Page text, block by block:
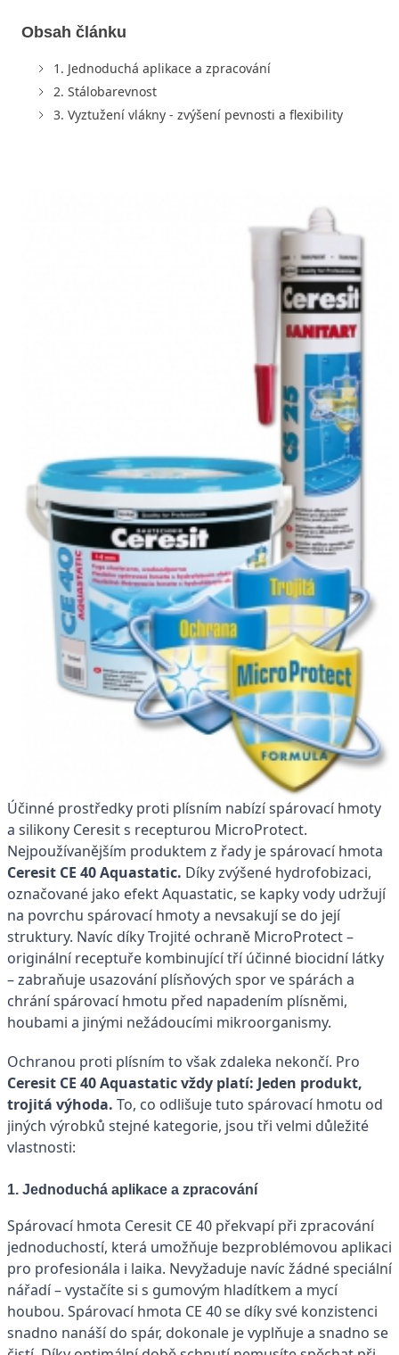
Obsah článku
1. Jednoduchá aplikace a zpracování
2. Stálobarevnost
3. Vyztužení vlákny - zvýšení pevnosti a flexibility
Účinné prostředky proti plísním nabízí spárovací hmoty
a silikony Ceresit s recepturou MicroProtect.
Nejpoužívanějším produktem z řady je spárovací hmota
Ceresit CE 40 Aquastatic. Díky zvýšené hydrofobizaci,
označované jako efekt Aquastatic, se kapky vody udržují
na povrchu spárovací hmoty a nevsakují se do její
struktury. Navíc díky Trojité ochraně MicroProtect –
originální receptuře kombinující tří účinné biocidní látky
– zabraňuje usazování plísňových spor ve spárách a
chrání spárovací hmotu před napadením plísněmi,
houbami a jinými nežádoucími mikroorganismy.
Ochranou proti plísním to však zdaleka nekončí. Pro
Ceresit CE 40 Aquastatic vždy platí: Jeden produkt,
trojitá výhoda. To, co odlišuje tuto spárovací hmotu od
jiných výrobků stejné kategorie, jsou tři velmi důležité
vlastnosti:
1. Jednoduchá aplikace a zpracování
Spárovací hmota Ceresit CE 40 překvapí při zpracování
jednoduchostí, která umožňuje bezproblémovou aplikaci
pro profesionála i laika. Nevyžaduje navíc žádné speciální
nářadí – vystačíte si s gumovým hladítkem a mycí
houbou. Spárovací hmota CE 40 se díky své konzistenci
snadno nanáší do spár, dokonale je vyplňuje a snadno se